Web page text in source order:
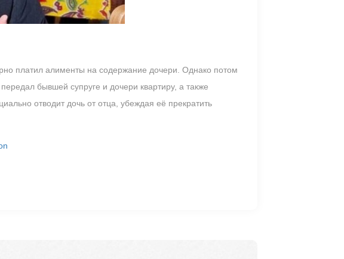
платил алименты на содержание дочери. Однако потом
бывшей супруге и дочери квартиру, а также
отводит дочь от отца, убеждая её прекратить